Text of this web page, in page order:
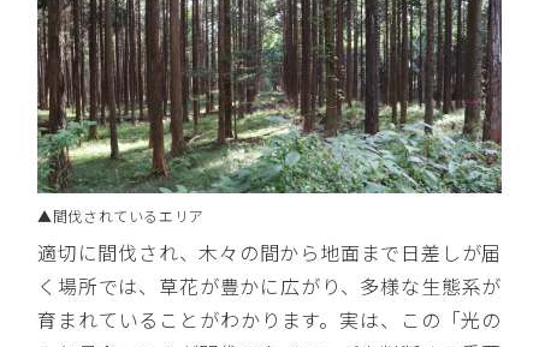
▲間伐されているエリア
適切に間伐され、木々の間から地面まで日差しが届
く場所では、草花が豊かに広がり、多様な生態系が
育まれていることがわかります。実は、この「光の